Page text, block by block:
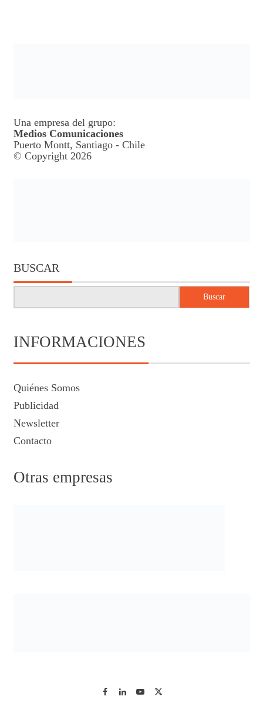
Una empresa del grupo:
Medios Comunicaciones
Puerto Montt, Santiago - Chile
© Copyright 2026
BUSCAR
Buscar
INFORMACIONES
Quiénes Somos
Publicidad
Newsletter
Contacto
Otras empresas